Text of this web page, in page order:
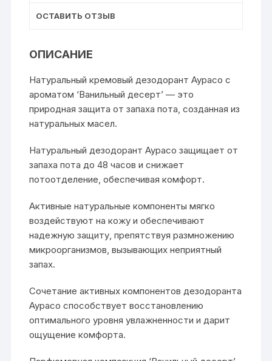
ОСТАВИТЬ ОТЗЫВ
ОПИСАНИЕ
Натуральный кремовый дезодорант Аурасо с
ароматом ‘Ванильный десерт’ — это
природная защита от запаха пота, созданная из
натуральных масел.
Натуральный дезодорант Аурасо защищает от
запаха пота до 48 часов и снижает
потоотделение, обеспечивая комфорт.
Активные натуральные компоненты мягко
воздействуют на кожу и обеспечивают
надежную защиту, препятствуя размножению
микроорганизмов, вызывающих неприятный
запах.
Сочетание активных компонентов дезодоранта
Аурасо способствует восстановлению
оптимального уровня увлажненности и дарит
ощущение комфорта.